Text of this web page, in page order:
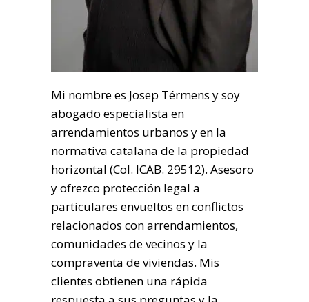
Mi nombre es Josep Térmens y soy
abogado especialista en
arrendamientos urbanos y en la
normativa catalana de la propiedad
horizontal (Col. ICAB. 29512). Asesoro
y ofrezco protección legal a
particulares envueltos en conflictos
relacionados con arrendamientos,
comunidades de vecinos y la
compraventa de viviendas. Mis
clientes obtienen una rápida